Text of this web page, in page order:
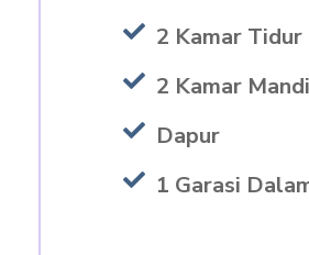
2 Kamar Tidur
2 Kamar Mandi
Dapur
1 Garasi